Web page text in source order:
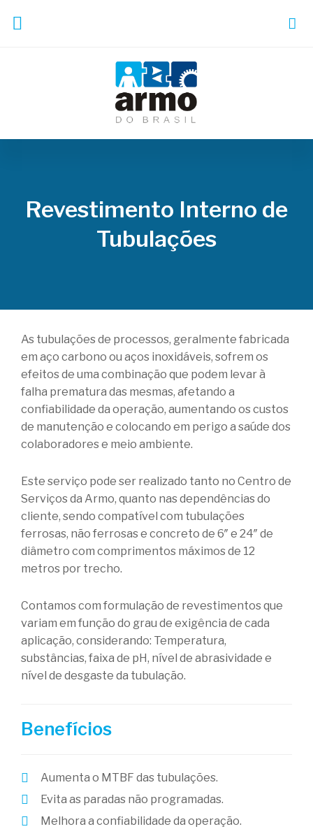
Revestimento Interno de
Tubulações
As tubulações de processos, geralmente fabricada
em aço carbono ou aços inoxidáveis, sofrem os
efeitos de uma combinação que podem levar à
falha prematura das mesmas, afetando a
confiabilidade da operação, aumentando os custos
de manutenção e colocando em perigo a saúde dos
colaboradores e meio ambiente.
Este serviço pode ser realizado tanto no Centro de
Serviços da Armo, quanto nas dependências do
cliente, sendo compatível com tubulações
ferrosas, não ferrosas e concreto de 6″ e 24″ de
diâmetro com comprimentos máximos de 12
metros por trecho.
Contamos com formulação de revestimentos que
variam em função do grau de exigência de cada
aplicação, considerando: Temperatura,
substâncias, faixa de pH, nível de abrasividade e
nível de desgaste da tubulação.
Benefícios
Aumenta o MTBF das tubulações.
Evita as paradas não programadas.
Melhora a confiabilidade da operação.